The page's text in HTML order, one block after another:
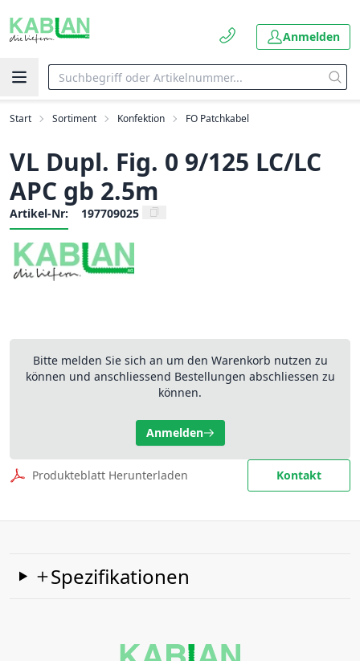
Anmelden
Start Sortiment Konfektion FO Patchkabel
VL Dupl. Fig. 0 9/125 LC/LC
APC gb 2.5m
Artikel-Nr: 197709025
Bitte melden Sie sich an um den Warenkorb nutzen zu
können und anschliessend Bestellungen abschliessen zu
können.
Anmelden
Produkteblatt Herunterladen Kontakt
Spezifikationen